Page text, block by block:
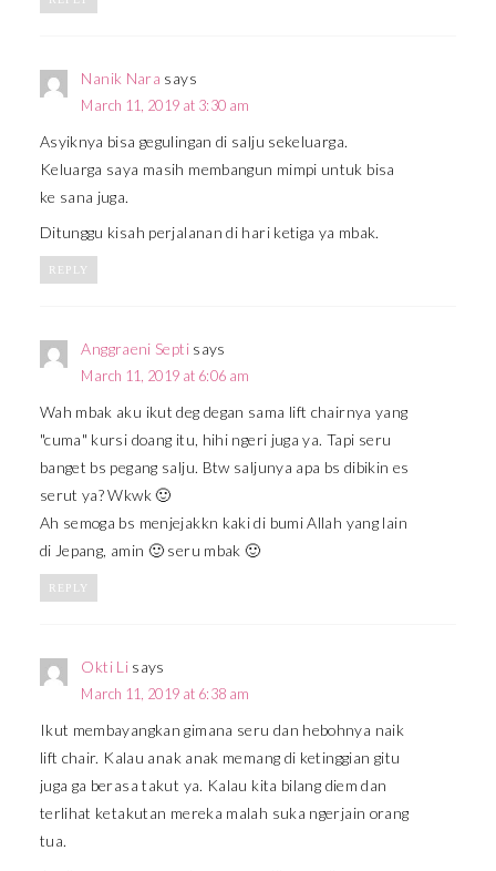
Nanik Nara says
March 11, 2019 at 3:30 am
Asyiknya bisa gegulingan di salju sekeluarga.
Keluarga saya masih membangun mimpi untuk bisa
ke sana juga.
Ditunggu kisah perjalanan di hari ketiga ya mbak.
REPLY
Anggraeni Septi says
March 11, 2019 at 6:06 am
Wah mbak aku ikut deg degan sama lift chairnya yang
"cuma" kursi doang itu, hihi ngeri juga ya. Tapi seru
banget bs pegang salju. Btw saljunya apa bs dibikin es
serut ya? Wkwk 🙂
Ah semoga bs menjejakkn kaki di bumi Allah yang lain
di Jepang, amin 🙂 seru mbak 🙂
REPLY
Okti Li says
March 11, 2019 at 6:38 am
Ikut membayangkan gimana seru dan hebohnya naik
lift chair. Kalau anak anak memang di ketinggian gitu
juga ga berasa takut ya. Kalau kita bilang diem dan
terlihat ketakutan mereka malah suka ngerjain orang
tua.